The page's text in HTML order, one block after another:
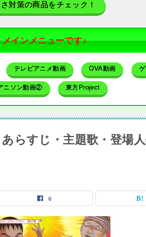
対策の商品をチェック！
メインメニューです♪
テレビアニメ動画 OVA動画
ニソン動画② 東方Project
らすじ・主題歌・登場人
0